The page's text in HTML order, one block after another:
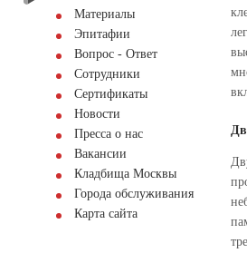
Материалы
Эпитафии
Вопрос - Ответ
Сотрудники
Сертификаты
Новости
Пресса о нас
Вакансии
Кладбища Москвы
Города обслуживания
Карта сайта